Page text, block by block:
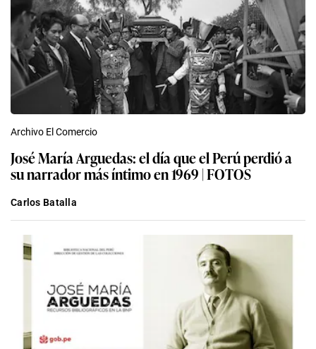
Archivo El Comercio
José María Arguedas: el día que el Perú perdió a
su narrador más íntimo en 1969 | FOTOS
Carlos Batalla